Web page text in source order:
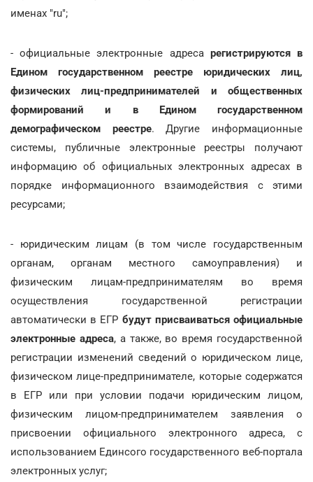
именах "ru";
- официальные электронные адреса регистрируются в
Едином государственном реестре юридических лиц,
физических лиц-предпринимателей и общественных
формирований и в Едином государственном
демографическом реестре. Другие информационные
системы, публичные электронные реестры получают
информацию об официальных электронных адресах в
порядке информационного взаимодействия с этими
ресурсами;
- юридическим лицам (в том числе государственным
органам, органам местного самоуправления) и
физическим лицам-предпринимателям во время
осуществления государственной регистрации
автоматически в ЕГР будут присваиваться официальные
электронные адреса, а также, во время государственной
регистрации изменений сведений о юридическом лице,
физическом лице-предпринимателе, которые содержатся
в ЕГР или при условии подачи юридическим лицом,
физическим лицом-предпринимателем заявления о
присвоении официального электронного адреса, с
использованием Единсого государственного веб-портала
электронных услуг;